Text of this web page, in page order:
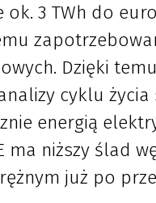
ok. 3 TWh do
Dzięki
cyklu
energią
ma niższy ślad
już po